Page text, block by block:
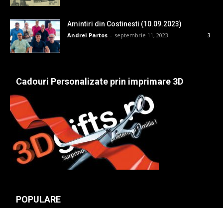
Amintiri din Costinesti (10.09.2023)
Andrei Partos - septembrie 11, 2023 3
Cadouri Personalizate prin imprimare 3D
POPULARE